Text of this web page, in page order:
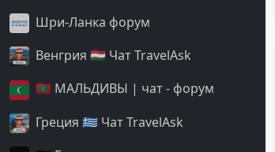
Шри-Ланка форум
Венгрия 🇭🇺 Чат TravelAsk
🇲🇻 МАЛЬДИВЫ | чат - форум
Греция 🇬🇷 Чат TravelAsk